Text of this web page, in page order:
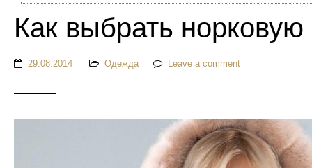
Как выбрать
29.08.2014 Одежда Leave a comment